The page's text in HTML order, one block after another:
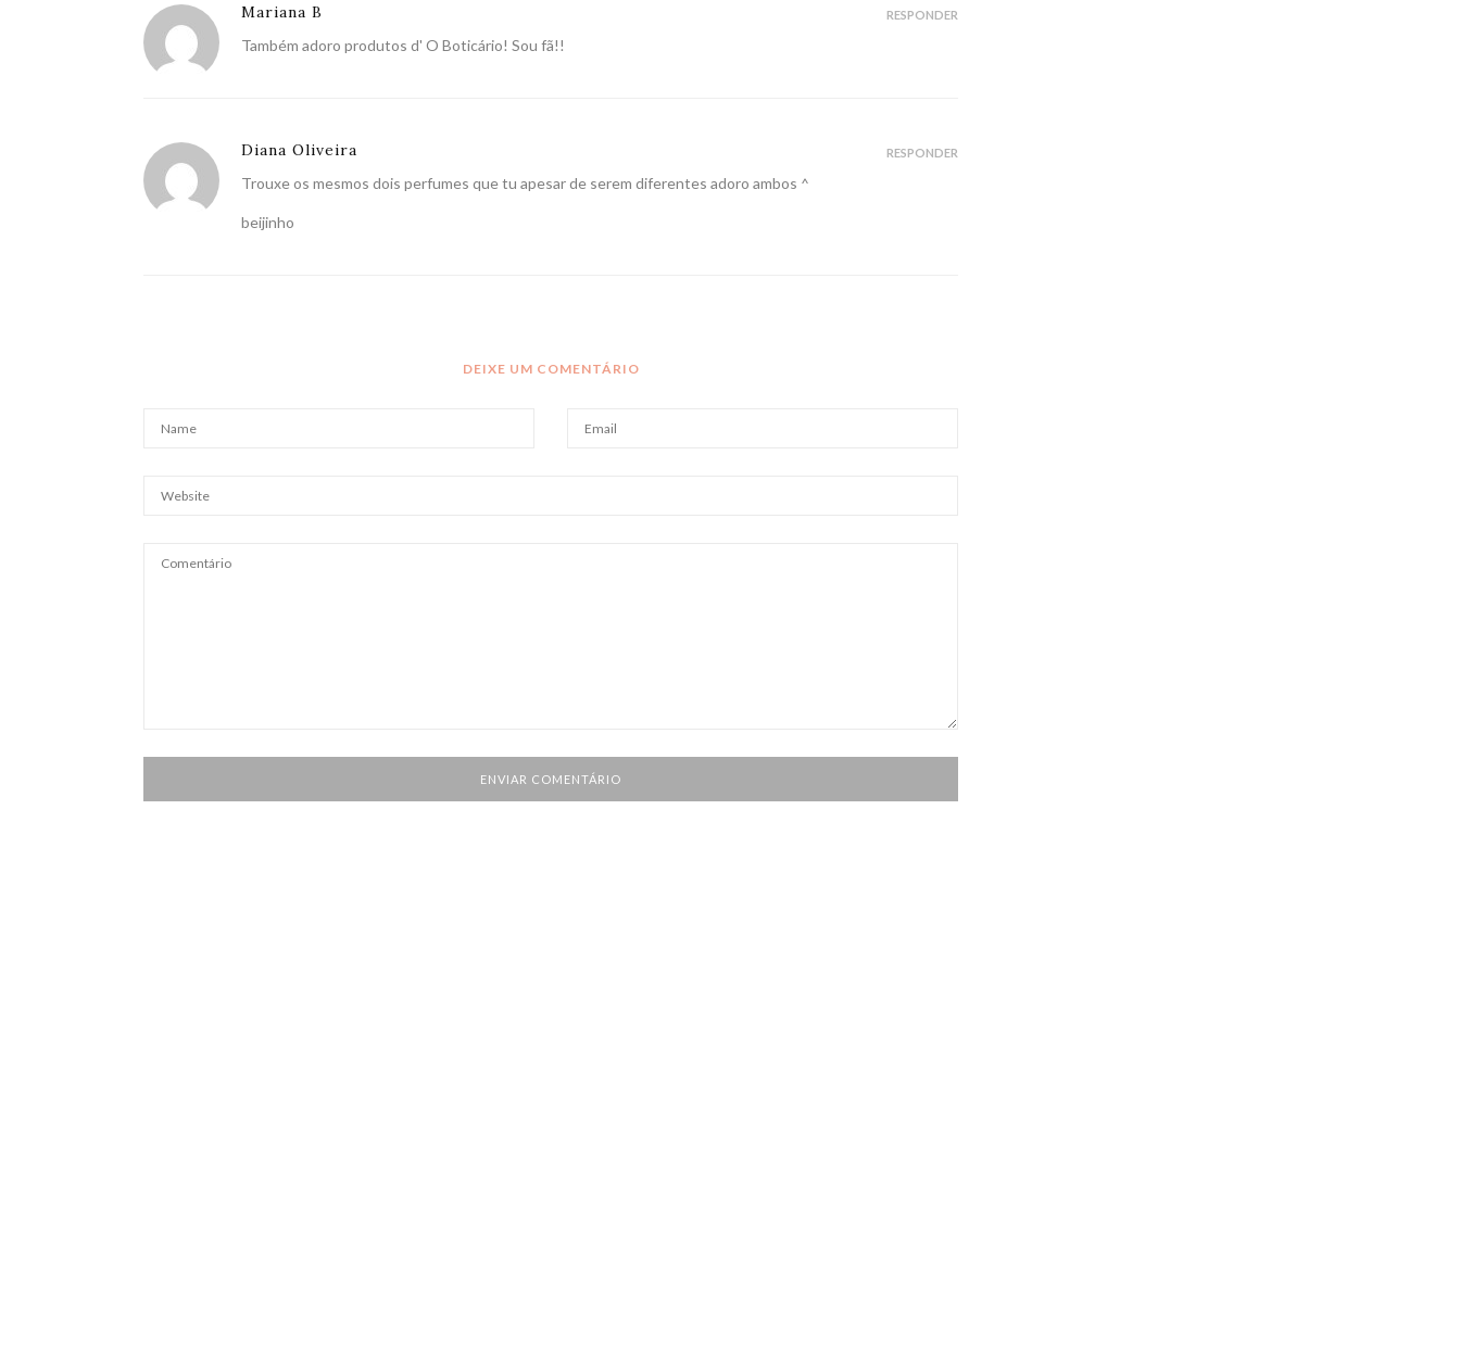
Mariana B
Também adoro produtos d' O Boticário! Sou fã!!
RESPONDER
Diana Oliveira
Trouxe os mesmos dois perfumes que tu apesar de serem diferentes adoro ambos ^
beijinho
RESPONDER
DEIXE UM COMENTÁRIO